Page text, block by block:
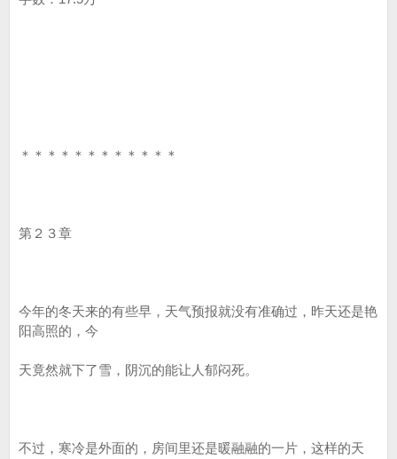
＊＊＊＊＊＊＊＊＊＊＊＊
第２３章
今年的冬天来的有些早，天气预报就没有准确过，昨天还是艳
阳高照的，今
天竟然就下了雪，阴沉的能让人郁闷死。
不过，寒冷是外面的，房间里还是暖融融的一片，这样的天